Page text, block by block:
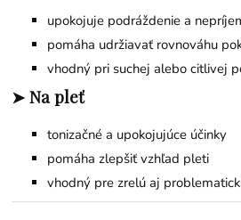
upokojuje podráždenie a
pomáha udržiavať rovnováhu
vhodný pri suchej alebo citlivej
➤ Na pleť
tonizačné a upokojujúce účinky
pomáha zlepšiť vzhľad pleti
vhodný pre zrelú aj